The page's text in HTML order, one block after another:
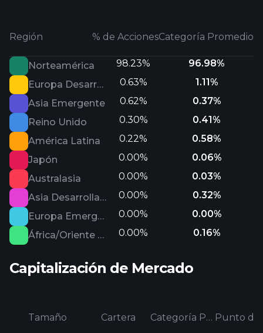
Región % de AccionesCategoría Promedio
Norteamérica 98.23%
96.98%
Europa Desarrollada
0.63%
1.11%
Asia Emergente
0.62%
0.37%
Reino Unido
0.30%
0.41%
América Latina
0.22%
0.58%
Japón
0.00%
0.06%
Australasia
0.00%
0.03%
Asia Desarrollada
0.00%
0.32%
Europa Emergente
0.00%
0.00%
África/Oriente Medio
0.00% 0.16%
Capitalización de Mercado
Tamaño Cartera Categoría Promedio